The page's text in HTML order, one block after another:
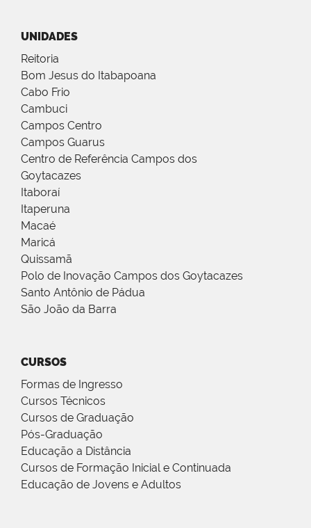
UNIDADES
Reitoria
Bom Jesus do Itabapoana
Cabo Frio
Cambuci
Campos Centro
Campos Guarus
Centro de Referência Campos dos
Goytacazes
Itaboraí
Itaperuna
Macaé
Maricá
Quissamã
Polo de Inovação Campos dos Goytacazes
Santo Antônio de Pádua
São João da Barra
CURSOS
Formas de Ingresso
Cursos Técnicos
Cursos de Graduação
Pós-Graduação
Educação a Distância
Cursos de Formação Inicial e Continuada
Educação de Jovens e Adultos